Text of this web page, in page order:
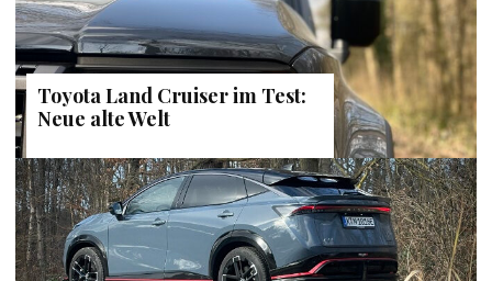
Toyota Land Cruiser im Test:
Neue alte Welt